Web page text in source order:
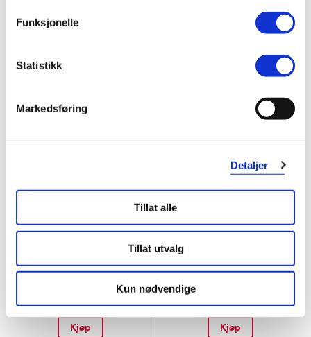
Funksjonelle
Statistikk
Markedsføring
Detaljer
Tillat alle
Tillat utvalg
Kun nødvendige
Varsle meg
15 g + 1 stk.
Kjøp
500 mg vaginaltablett + 10 mg/g
krem,20 g + 1 stk.
Kjøp